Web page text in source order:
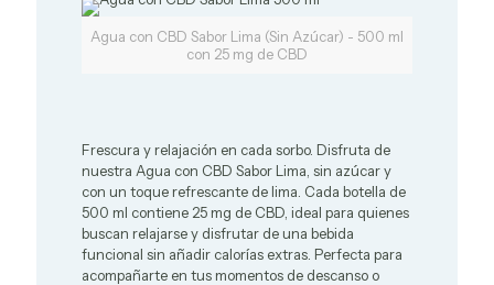
Agua con CBD Sabor Lima (Sin Azúcar) - 500 ml
con 25 mg de CBD
Frescura y relajación en cada sorbo. Disfruta de
nuestra Agua con CBD Sabor Lima, sin azúcar y
con un toque refrescante de lima. Cada botella de
500 ml contiene 25 mg de CBD, ideal para quienes
buscan relajarse y disfrutar de una bebida
funcional sin añadir calorías extras. Perfecta para
acompañarte en tus momentos de descanso o